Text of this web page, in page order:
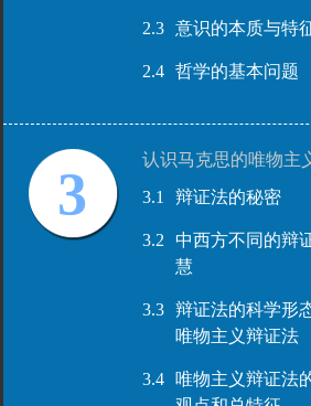
2.3 意识的本质与特
2.4 哲学的基本问题
3
认识马克思的唯物主
3.1
辩证法的秘密
3.2
中西方不同的辩
慧
3.3
辩证法的科学形
唯物主义辩证法
3.4
唯物主义辩证法